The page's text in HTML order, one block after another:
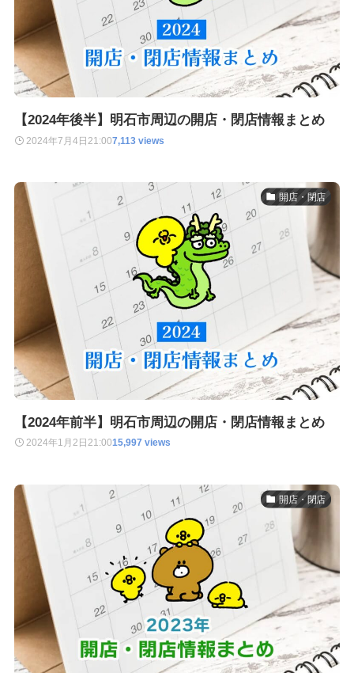
【2024年後半】明石市周辺の開店・閉店情報まとめ
2024年7月4日 21:007,113 views
開店・閉店
【2024年前半】明石市周辺の開店・閉店情報まとめ
2024年1月2日 21:0015,997 views
開店・閉店